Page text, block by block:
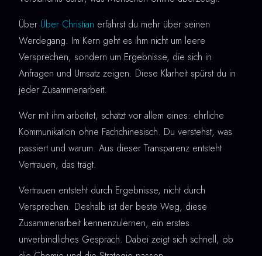
Über Über Christian erfährst du mehr über seinen
Werdegang. Im Kern geht es ihm nicht um leere
Versprechen, sondern um Ergebnisse, die sich in
Anfragen und Umsatz zeigen. Diese Klarheit spürst du in
jeder Zusammenarbeit.
Wer mit ihm arbeitet, schätzt vor allem eines: ehrliche
Kommunikation ohne Fachchinesisch. Du verstehst, was
passiert und warum. Aus dieser Transparenz entsteht
Vertrauen, das trägt.
Vertrauen entsteht durch Ergebnisse, nicht durch
Versprechen. Deshalb ist der beste Weg, diese
Zusammenarbeit kennenzulernen, ein erstes
unverbindliches Gespräch. Dabei zeigt sich schnell, ob